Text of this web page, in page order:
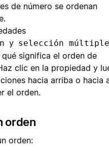
de número se ordenan
y selección múltiple
significa el orden de
clic en la propiedad y
hacia arriba o hacia
el orden.
orden
orden: